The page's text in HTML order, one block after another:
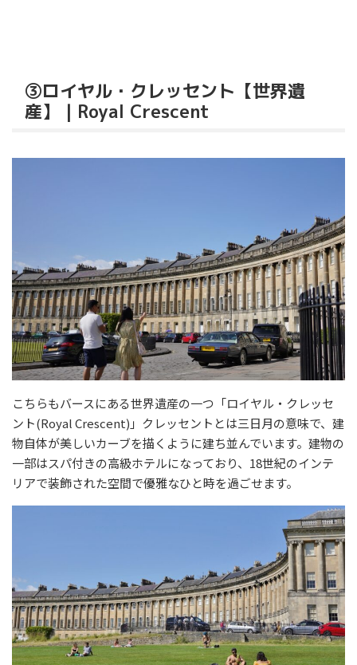
③ロイヤル・クレッセント【世界遺
産】｜Royal Crescent
こちらもバースにある世界遺産の一つ「ロイヤル・クレッセ
ント(Royal Crescent)」クレッセントとは三日月の意味で、建
物自体が美しいカーブを描くように建ち並んでいます。建物の
一部はスパ付きの高級ホテルになっており、18世紀のインテ
リアで装飾された空間で優雅なひと時を過ごせます。